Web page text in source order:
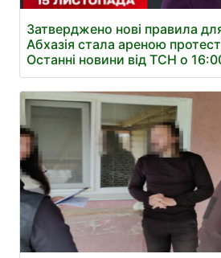
Затверджено нові правила
Абхазія стала ареною
Останні новини від ТСН о